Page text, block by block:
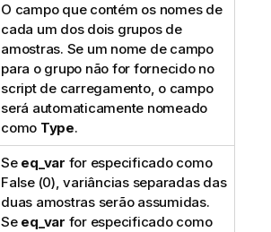
O campo que contém os nomes de
cada um dos dois grupos de
amostras. Se um nome de campo
para o grupo não for fornecido no
script de carregamento, o campo
será automaticamente nomeado
como Type.
Se eq_var for especificado como
False(0), variâncias separadas das
duas amostras serão assumidas.
Se eq_var for especificado como